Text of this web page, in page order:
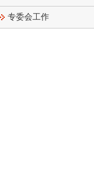
专委会工作